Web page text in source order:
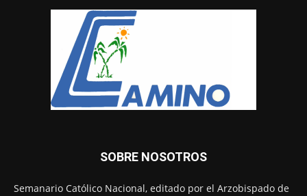
SOBRE NOSOTROS
Semanario Católico Nacional, editado por el Arzobispado de